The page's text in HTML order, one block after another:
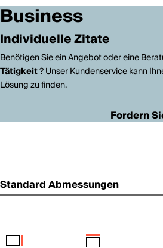
Business
Individuelle Zitate
Benötigen Sie ein Angebot oder eine
Tätigkeit? Unser Kundenservice kann
Lösung zu finden.
Fordern
Standard Abmessungen